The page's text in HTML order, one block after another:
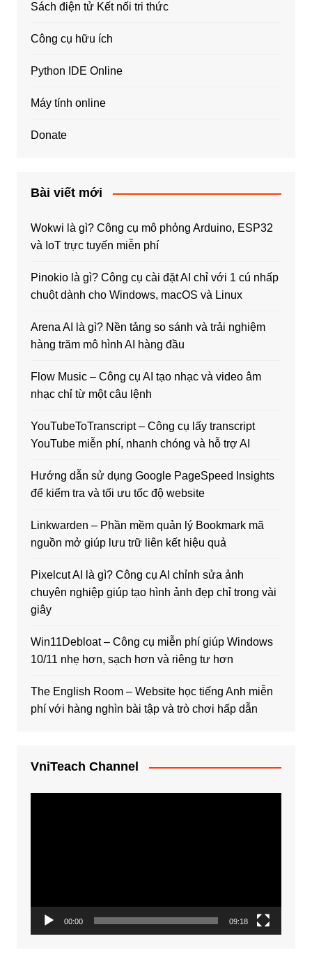
Sách điện tử Kết nối tri thức
Công cụ hữu ích
Python IDE Online
Máy tính online
Donate
Bài viết mới
Wokwi là gì? Công cụ mô phỏng Arduino, ESP32
và IoT trực tuyến miễn phí
Pinokio là gì? Công cụ cài đặt AI chỉ với 1 cú nhấp
chuột dành cho Windows, macOS và Linux
Arena AI là gì? Nền tảng so sánh và trải nghiệm
hàng trăm mô hình AI hàng đầu
Flow Music – Công cụ AI tạo nhạc và video âm
nhạc chỉ từ một câu lệnh
YouTubeToTranscript – Công cụ lấy transcript
YouTube miễn phí, nhanh chóng và hỗ trợ AI
Hướng dẫn sử dụng Google PageSpeed Insights
để kiểm tra và tối ưu tốc độ website
Linkwarden – Phần mềm quản lý Bookmark mã
nguồn mở giúp lưu trữ liên kết hiệu quả
Pixelcut AI là gì? Công cụ AI chỉnh sửa ảnh
chuyên nghiệp giúp tạo hình ảnh đẹp chỉ trong vài
giây
Win11Debloat – Công cụ miễn phí giúp Windows
10/11 nhẹ hơn, sạch hơn và riêng tư hơn
The English Room – Website học tiếng Anh miễn
phí với hàng nghìn bài tập và trò chơi hấp dẫn
VniTeach Channel
00:00 09:18